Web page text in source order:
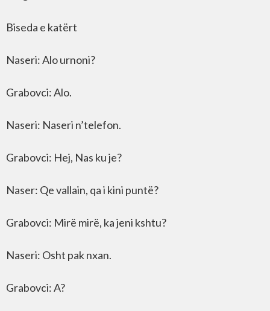
Biseda e katërt
Naseri: Alo urnoni?
Grabovci: Alo.
Naseri: Naseri n’telefon.
Grabovci: Hej, Nas ku je?
Naser: Qe vallain, qa i kini puntë?
Grabovci: Mirë mirë, ka jeni kshtu?
Naseri: Osht pak nxan.
Grabovci: A?